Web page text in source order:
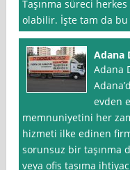
Taşınma süreci
olabilir. İşte tam da bu
Adana
Adana
evden
memnuniyetini her
hizmeti ilke edinen
sorunsuz bir taşınma
veya ofis taşıma